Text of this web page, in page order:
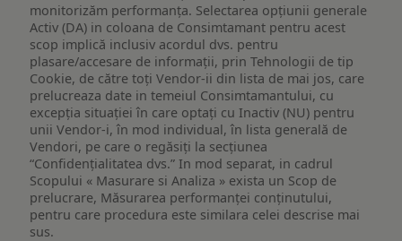
monitorizăm performanța. Selectarea opțiunii generale
Activ (DA) in coloana de Consimtamant pentru acest
scop implică inclusiv acordul dvs. pentru
plasare/accesare de informații, prin Tehnologii de tip
Cookie, de către toți Vendor-ii din lista de mai jos, care
prelucreaza date in temeiul Consimtamantului, cu
excepția situației în care optați cu Inactiv (NU) pentru
unii Vendor-i, în mod individual, în lista generală de
Vendori, pe care o regăsiți la secțiunea
“Confidențialitatea dvs.” In mod separat, in cadrul
Scopului « Masurare si Analiza » exista un Scop de
prelucrare, Măsurarea performanței conținutului,
pentru care procedura este similara celei descrise mai
sus.